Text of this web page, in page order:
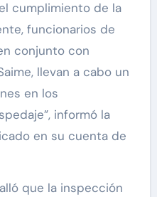
cumplimiento de la
funcionarios de
conjunto con
llevan a cabo un
en los
informó la
en su cuenta de
que la inspección